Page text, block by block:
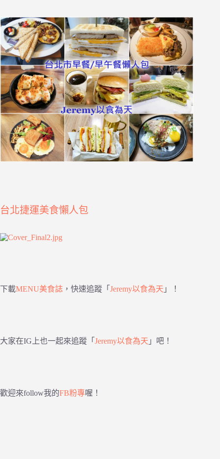
台北捷運美食懶人包
下載MENU美食誌 ，快速追蹤「 Jeremy以食為天 」！
大家在IG上也一起來追蹤「 Jeremy以食為天 」吧！
歡迎來follow我的FB粉專喔！